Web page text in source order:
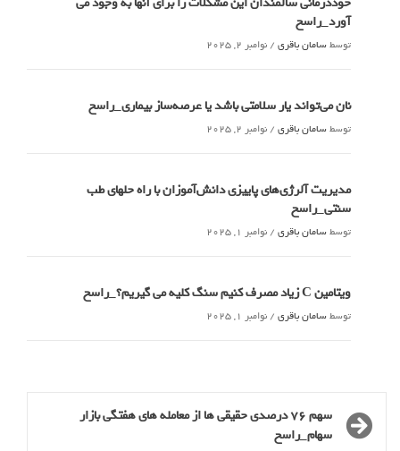
آورد_راسخ
توسطسامان باقری / نوامبر 2, 2025
نان می‌تواند یار سلامتی باشد یا عرصه‌ساز بیماری_راسخ
توسطسامان باقری / نوامبر 2, 2025
مدیریت آلرژی‌های پاییزی دانش‌آموزان با راه حلهای طب
سنتی_راسخ
توسطسامان باقری / نوامبر 1, 2025
ویتامین C زیاد مصرف کنیم سنگ کلیه می گیریم؟_راسخ
توسطسامان باقری / نوامبر 1, 2025
سهم 76 درصدی حقیقی ها از معامله های هفتگی بازار
سهام_راسخ